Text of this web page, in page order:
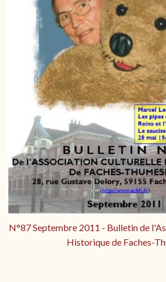
N°87 Septembre 2011 - Bulletin de
Historique de Faches-